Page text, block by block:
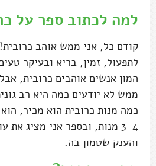
למה לכתוב ספר על
קודם כל, אני ממש אוהב
לתפעול, זמין, בריא ובעיקר
המון אנשים אוהבים כרובית,
ממש לא יודעים כמה היא רב
כמה מנות כרובית הוא מכיר,
3-4 מנות, ובספר אני מציג את
והענק שטמון בה.